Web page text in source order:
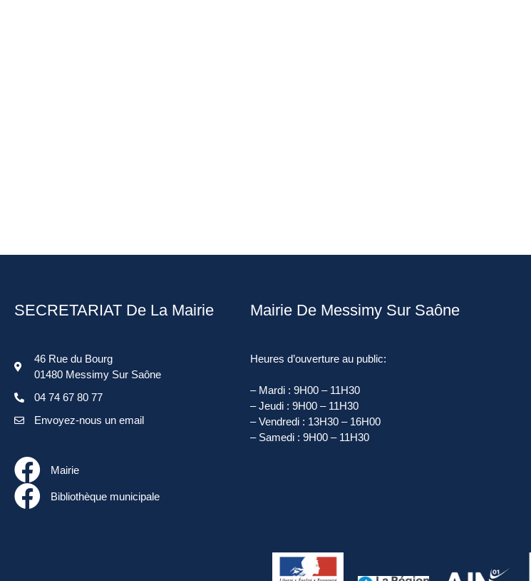
SECRETARIAT De La Mairie
46 Rue du Bourg
01480 Messimy Sur Saône
04 74 67 80 77
Envoyez-nous un email
Mairie
Bibliothèque municipale
Mairie De Messimy Sur Saône
Heures d’ouverture au public:
– Mardi : 9H00 – 11H30
– Jeudi : 9H00 – 11H30
– Vendredi : 13H30 – 16H00
– Samedi : 9H00 – 11H30